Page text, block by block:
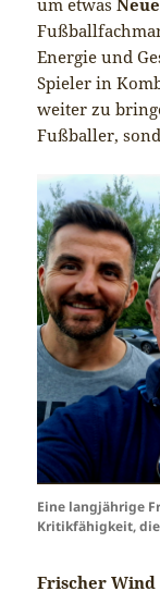
Energie und
Spieler in
weiter zu
Fußballer,
Eine langjährige
Kritikfähigkeit,
Frischer Wind